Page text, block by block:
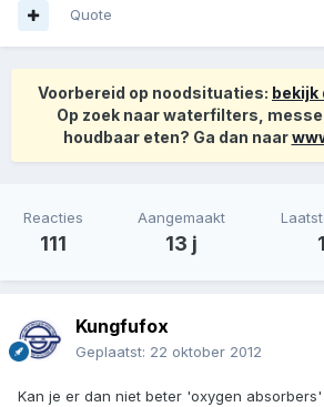
Quote
Voorbereid op noodsituaties: bekijk
Op zoek naar waterfilters,
houdbaar eten? Ga dan naar
Reacties
111
Aangemaakt
13 j
Kungfufox
Geplaatst: 22 oktober 2012
Kan je er dan niet beter 'oxygen absorbers'